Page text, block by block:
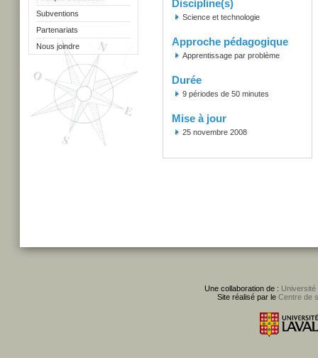
Subventions
Partenariats
Nous joindre
Discipline(s)
Science et technologie
Approche pédagogique
Apprentissage par problème
Durée
9 périodes de 50 minutes
Mise à jour
25 novembre 2008
Une collaboration de : Université
Site réalisé par le Centre de